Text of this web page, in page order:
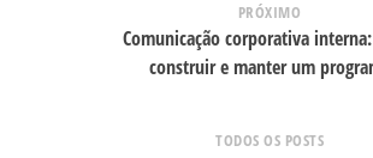
PRÓXIMO
Comunicação corporativa
construir e manter um
TODOS OS POSTS